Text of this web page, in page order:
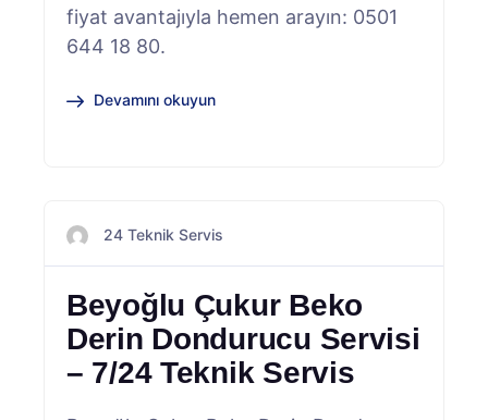
fiyat avantajıyla hemen arayın: 0501
644 18 80.
Devamını okuyun
24 Teknik Servis
Beyoğlu Çukur Beko
Derin Dondurucu Servisi
– 7/24 Teknik Servis